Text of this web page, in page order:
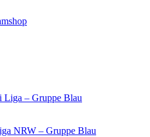
Liga – Gruppe Blau
NRW – Gruppe Blau